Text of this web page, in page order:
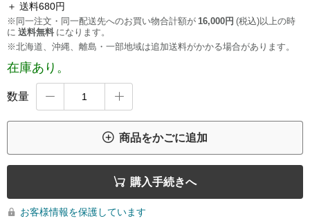
＋ 送料680円
※同一注文・同一配送先へのお買い物合計額が 16,000円 (税込)以上の時
に 送料無料 になります。
※北海道、沖縄、離島・一部地域は追加送料がかかる場合があります。
在庫あり。
数量  
 商品をかごに追加
 購入手続きへ
 お客様情報を保護しています